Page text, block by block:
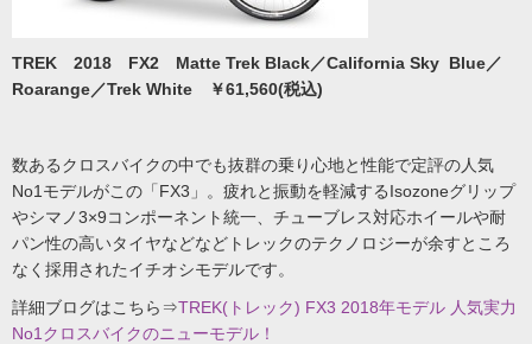
TREK 2018 FX2 Matte Trek Black／California Sky Blue／
Roarange／Trek White ￥61,560(税込)
数あるクロスバイクの中でも抜群の乗り心地と性能で定評の人気
No1モデルがこの「FX3」。疲れと振動を軽減するIsozoneグリップ
やシマノ3×9コンポーネント統一、チューブレス対応ホイールや耐
パン性の高いタイヤなどなどトレックのテクノロジーが余すところ
なく採用されたイチオシモデルです。
詳細ブログはこちら⇒TREK(トレック) FX3 2018年モデル 人気実力
No1クロスバイクのニューモデル！